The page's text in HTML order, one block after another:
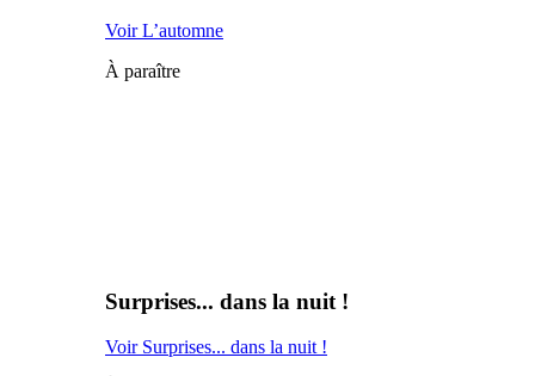
Voir L’automne
À paraître
Surprises... dans la nuit !
Voir Surprises... dans la nuit !